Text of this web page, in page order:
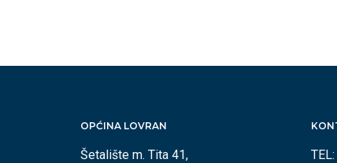
OPĆINA LOVRAN
Šetalište m. Tita 41,